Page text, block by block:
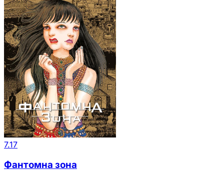
7.17
Фантомна зона